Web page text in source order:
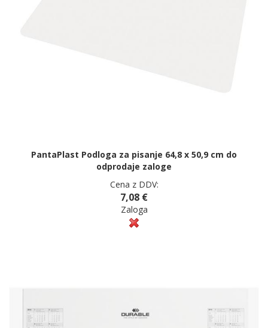
PantaPlast Podloga za pisanje 64,8 x 50,9 cm do
odprodaje zaloge
Cena z DDV:
7,08 €
Zaloga